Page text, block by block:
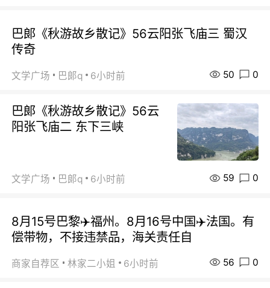
巴郞《秋游故乡散记》56云阳张飞庙三 蜀汉
传奇
文学广场 巴郞q 6小时前 50 0
巴郞《秋游故乡散记》56云
阳张飞庙二 东下三峡
文学广场 巴郞q 6小时前 59 0
8月15号巴黎✈️福州。8月16号中国✈️法国。有
偿带物，不接违禁品，海关责任自
商家自荐区 林家二小姐 6小时前 56 0